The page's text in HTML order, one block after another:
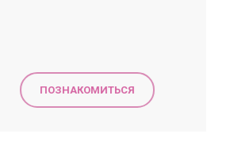
ПОЗНАКОМИТЬСЯ